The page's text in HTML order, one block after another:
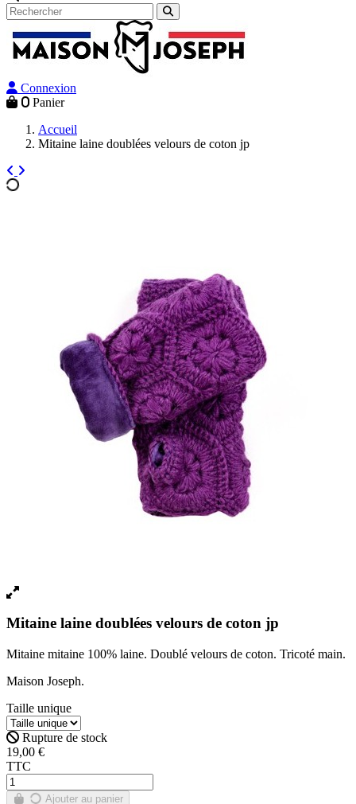
Connexion
0 Panier
Accueil
Mitaine laine doublées velours de coton jp
Mitaine laine doublées velours de coton jp
Mitaine mitaine 100% laine. Doublé velours de coton. Tricoté main.
Maison Joseph.
Taille unique
Rupture de stock
19,00 €
TTC
Ajouter au panier